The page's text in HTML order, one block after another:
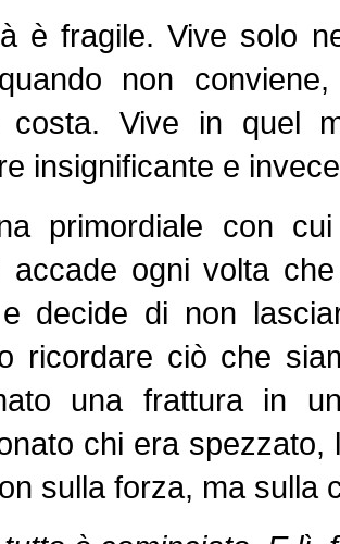
è fragile. Vive solo
non
costa. Vive in quel
insignificante e
primordiale con
accade ogni volta
decide di non
ricordare ciò che
una frattura in
chi era
sulla forza, ma sulla